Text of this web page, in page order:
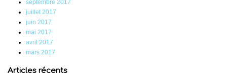
septembre 2017
juillet 2017
juin 2017
mai 2017
avril 2017
mars 2017
Articles récents